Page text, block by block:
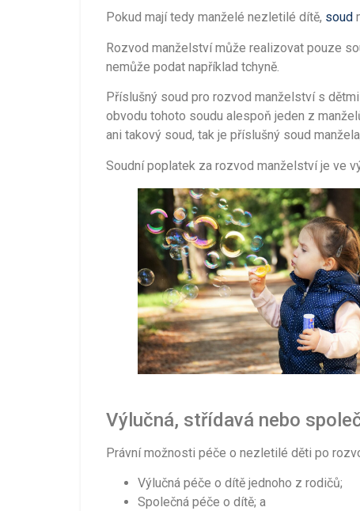
Pokud mají tedy manželé nezletilé dítě, soud
Rozvod manželství může realizovat pouze
nemůže podat například tchyně.
Příslušný soud pro rozvod manželství s
obvodu tohoto soudu alespoň jeden z
ani takový soud, tak je příslušný soud
Soudní poplatek za rozvod manželství je ve
Výlučná, střídavá nebo
Právní možnosti péče o nezletilé děti po
Výlučná péče o dítě jednoho z rodičů;
Společná péče o dítě; a